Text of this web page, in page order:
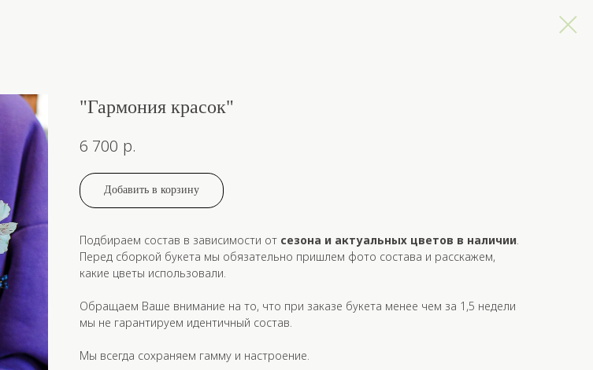
"Гармония красок"
6 700 р.
Добавить в корзину
Подбираем состав в зависимости от сезона и актуальных цветов в наличии
Перед сборкой букета мы обязательно пришлем фото состава и расскажем,
какие цветы использовали.
Обращаем Ваше внимание на то, что при заказе букета менее чем за 1,5 недели
мы не гарантируем идентичный состав.
Мы всегда сохраняем гамму и настроение.